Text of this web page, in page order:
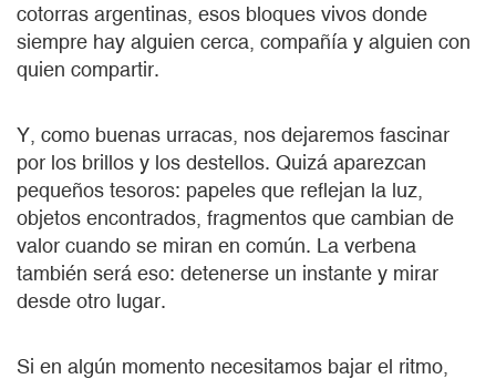
cotorras argentinas, esos bloques vivos donde
siempre hay alguien cerca, compañía y alguien con
quien compartir.
Y, como buenas urracas, nos dejaremos fascinar
por los brillos y los destellos. Quizá aparezcan
pequeños tesoros: papeles que reflejan la luz,
objetos encontrados, fragmentos que cambian de
valor cuando se miran en común. La verbena
también será eso: detenerse un instante y mirar
desde otro lugar.
Si en algún momento necesitamos bajar el ritmo,